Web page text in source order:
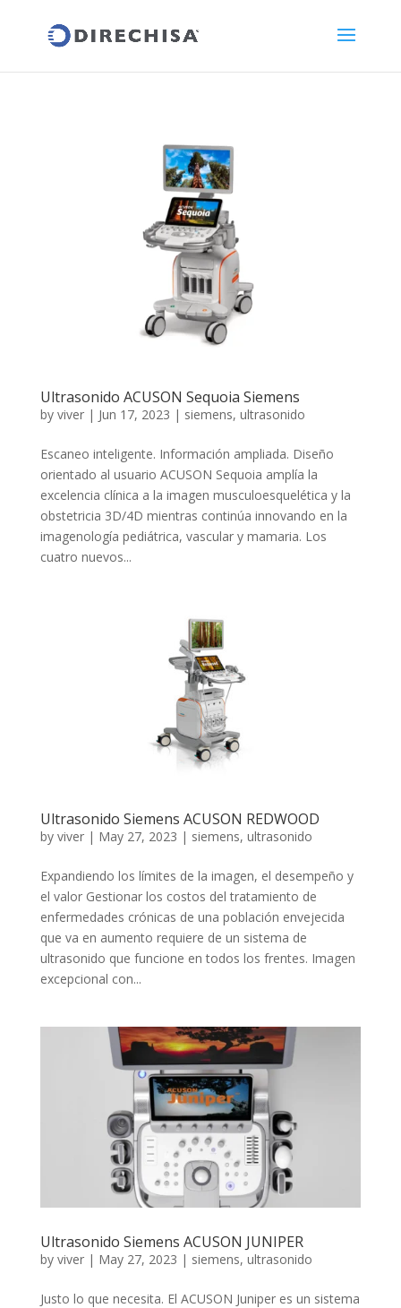
Ultrasonido ACUSON Sequoia Siemens
by viver| Jun 17, 2023 | siemens, ultrasonido
Escaneo inteligente. Información ampliada. Diseño
orientado al usuario ACUSON Sequoia amplía la
excelencia clínica a la imagen musculoesquelética y la
obstetricia 3D/4D mientras continúa innovando en la
imagenología pediátrica, vascular y mamaria. Los
cuatro nuevos...
Ultrasonido Siemens ACUSON REDWOOD
by viver| May 27, 2023 | siemens, ultrasonido
Expandiendo los límites de la imagen, el desempeño y
el valor Gestionar los costos del tratamiento de
enfermedades crónicas de una población envejecida
que va en aumento requiere de un sistema de
ultrasonido que funcione en todos los frentes. Imagen
excepcional con...
Ultrasonido Siemens ACUSON JUNIPER
by viver| May 27, 2023 | siemens, ultrasonido
Justo lo que necesita. El ACUSON Juniper es un sistema